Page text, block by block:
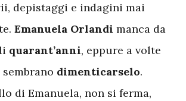
depistaggi e indagini mai
Emanuela Orlandi manca da
quarant’anni, eppure a volte
dimenticarselo.
di Emanuela, non si ferma,